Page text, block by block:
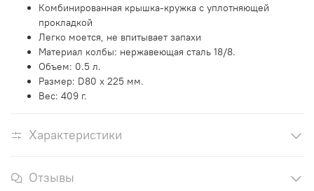
Комбинированная крышка-кружка с уплотняющей
прокладкой
Легко моется, не впитывает запахи
Материал колбы: нержавеющая сталь 18/8.
Объем: 0.5 л.
Размер: D80 x 225 мм.
Вес: 409 г.
Характеристики
Отзывы